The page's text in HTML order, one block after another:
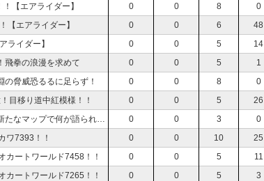
【エアライダー】 0 0 8 0
【エアライダー】 0 0 6 48
ライダー】 0 0 5 14
飛拳の浪漫を求めて 0 0 5 1
の脅威恐るるに足らず！ 0 0 8 0
目移り道中紅模様！！ 0 0 5 26
【デモエクTS】有料DLCネタバレ注意！新たなマップで何が語られる！？ 0 0 3 0
ワ7393！！ 0 0 10 25
カートワールド7458！！ 0 0 5 11
カートワールド7265！！ 0 0 5 3